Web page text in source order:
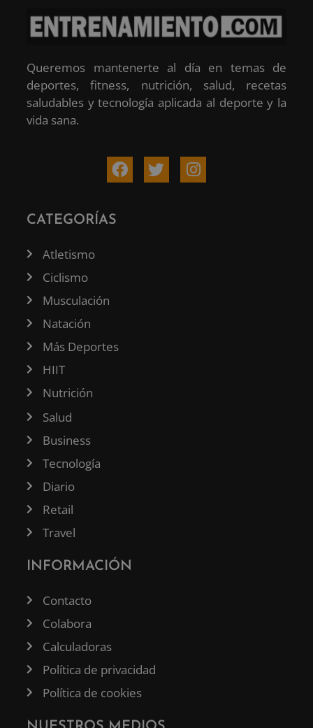
Queremos mantenerte al día en temas de
deportes, fitness, nutrición, salud, recetas
saludables y tecnología aplicada al deporte y la
vida sana.
CATEGORÍAS
Atletismo
Ciclismo
Musculación
Natación
Más Deportes
HIIT
Nutrición
Salud
Business
Tecnología
Diario
Retail
Travel
INFORMACIÓN
Contacto
Colabora
Calculadoras
Política de privacidad
Política de cookies